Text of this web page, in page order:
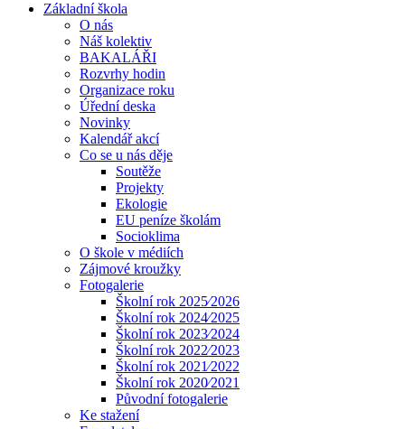
Základní škola
O nás
Náš kolektiv
BAKALÁŘI
Rozvrhy hodin
Organizace roku
Úřední deska
Novinky
Kalendář akcí
Co se u nás děje
Soutěže
Projekty
Ekologie
EU peníze školám
Socioklima
O škole v médiích
Zájmové kroužky
Fotogalerie
Školní rok 2025⁄2026
Školní rok 2024⁄2025
Školní rok 2023⁄2024
Školní rok 2022⁄2023
Školní rok 2021⁄2022
Školní rok 2020⁄2021
Původní fotogalerie
Ke stažení